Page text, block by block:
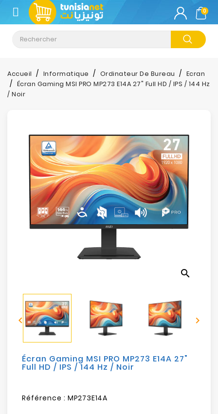
CATÉGORIE
Climatisation
Informatique
Téléphonie
Impression
Stockage
Photos
Electroménager
Sécurité
Mobilités
Loisirs
0
Accueil Informatique Ordinateur De Bureau
Ecran
Écran Gaming MSI PRO MP273 E14A 27" Full HD / IPS / 144 Hz
/ Noir
search
 
Écran Gaming MSI PRO MP273 E14A 27"
Full HD / IPS / 144 Hz / Noir
Référence : MP273E14A